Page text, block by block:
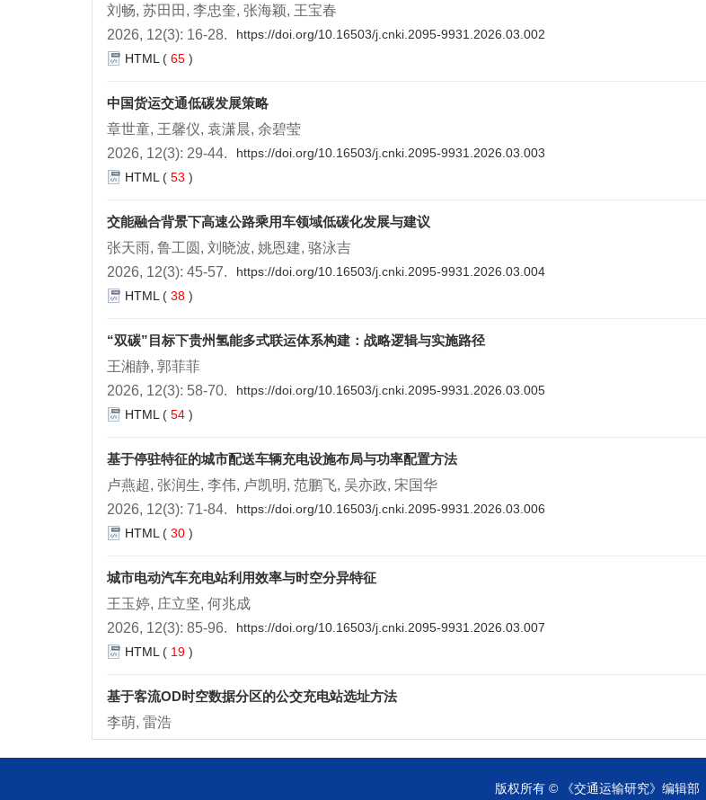
刘畅, 苏田田, 李忠奎, 张海颖, 王宝春
2026, 12(3): 16-28.
https://doi.org/10.16503/j.cnki.2095-9931.2026.03.002
HTML ( 65 )
中国货运交通低碳发展策略
章世童, 王馨仪, 袁潇晨, 余碧莹
2026, 12(3): 29-44.
https://doi.org/10.16503/j.cnki.2095-9931.2026.03.003
HTML ( 53 )
交能融合背景下高速公路乘用车领域低碳化发展与建议
张天雨, 鲁工圆, 刘晓波, 姚恩建, 骆泳吉
2026, 12(3): 45-57.
https://doi.org/10.16503/j.cnki.2095-9931.2026.03.004
HTML ( 38 )
“双碳”目标下贵州氢能多式联运体系构建：战略逻辑与实施路径
王湘静, 郭菲菲
2026, 12(3): 58-70.
https://doi.org/10.16503/j.cnki.2095-9931.2026.03.005
HTML ( 54 )
基于停驻特征的城市配送车辆充电设施布局与功率配置方法
卢燕超, 张润生, 李伟, 卢凯明, 范鹏飞, 吴亦政, 宋国华
2026, 12(3): 71-84.
https://doi.org/10.16503/j.cnki.2095-9931.2026.03.006
HTML ( 30 )
城市电动汽车充电站利用效率与时空分异特征
王玉婷, 庄立坚, 何兆成
2026, 12(3): 85-96.
https://doi.org/10.16503/j.cnki.2095-9931.2026.03.007
HTML ( 19 )
基于客流OD时空数据分区的公交充电站选址方法
李萌, 雷浩
版权所有 © 《交通运输研究》编辑部